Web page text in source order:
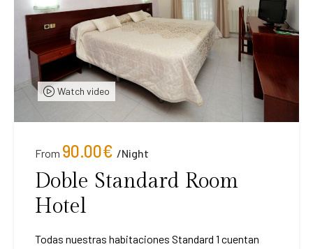
Watch video
From 90.00€ /night
Doble Standard Room
Hotel
Todas nuestras habitaciones Standard 1 cuentan